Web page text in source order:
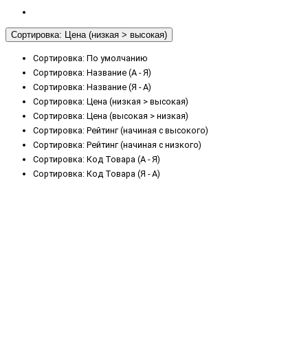
Сортировка: Цена (низкая > высокая)
Сортировка: По умолчанию
Сортировка: Название (А - Я)
Сортировка: Название (Я - А)
Сортировка: Цена (низкая > высокая)
Сортировка: Цена (высокая > низкая)
Сортировка: Рейтинг (начиная с высокого)
Сортировка: Рейтинг (начиная с низкого)
Сортировка: Код Товара (А - Я)
Сортировка: Код Товара (Я - А)